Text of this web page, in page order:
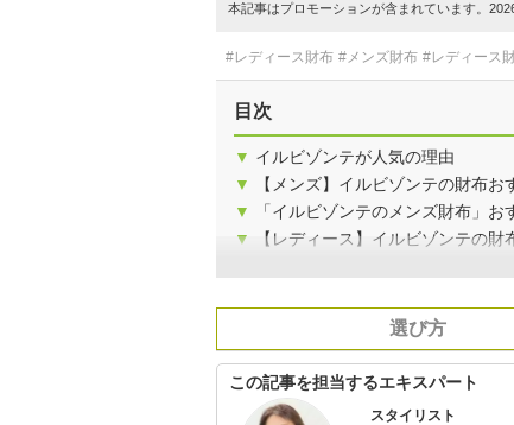
本記事はプロモーションが含まれています。
#レディース財布 #メンズ財布 #レディース
目次
▼ イルビゾンテが人気の理由
▼
【メンズ】イルビゾンテの財布お
▼
「イルビゾンテのメンズ財布」
▼
【レディース】イルビゾンテの財
選び方
この記事を担当するエキスパート
スタイリスト